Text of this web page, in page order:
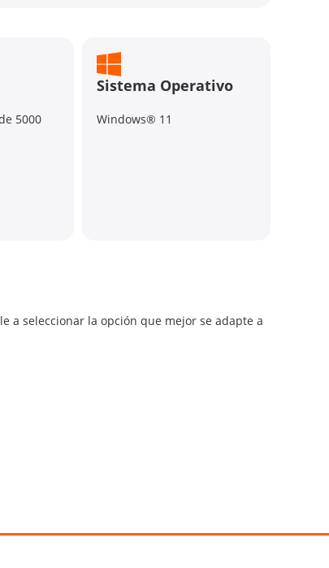
5000
Sistema Operativo
Windows® 11
a seleccionar la opción que mejor se adapte a